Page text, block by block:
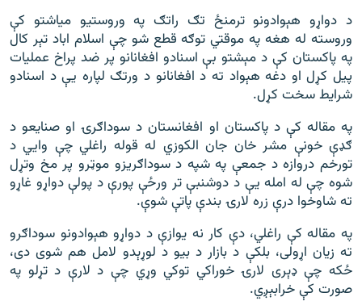
د دواړو هېوادونو ترمنځ تګ راتګ په وروستیو میاشتو کې
وروسته له هغه په موقتي توګه قطع شو چې اسلام اباد تېر کال
په پاکستان کې د مېشتو بې اسنادو افغانانو پر ضد پراخ عملیات
پیل کړل او دغه هېواد ته د افغانانو د ورتګ لپاره یې د اسنادو
شرایط سخت کړل.
په مقاله کې د پاکستان او افغانستان د سوداګرۍ او صنایعو د
ګډې خونې مشر خان جان الکوزي له قوله راغلي چې وايي د
تورخم دروازه د جمعې په شپه د سوداګریزو موټرو پر مخ وتړل
شوه چې له امله یې د دوشنبې تر ورځې پورې د پولې دواړو غاړو
ته شاوخوا درې زره لارۍ بندې پاتې شوې.
په مقاله کې راغلي، دې کار نه یوازې د دواړو هېوادونو سوداګرو
ته زیان اړولی، بلکې د بازار د بیو د لوړېدو لامل هم شوی دی،
ځکه چې ډېری لارۍ خوراکي توکي وړي چې د لارې د تړلو په
صورت کې خرابېږي.